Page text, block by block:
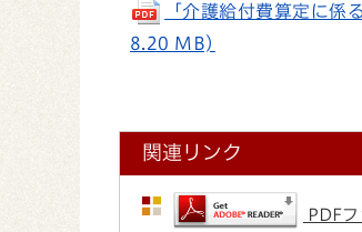
「介護給付費算定に
8.20 MB)
関連リンク
PDF